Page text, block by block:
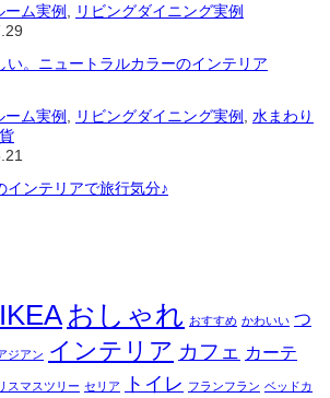
ーム実例
リビングダイニング実例
い。ニュートラルカラーのインテリア
ーム実例 リビングダイニング実例 水まわり
インテリアで旅行気分♪
IKEA おしゃれ おすすめ かわいい つ
ジアン インテリア カフェ カーテ
スマスツリー セリア トイレ フランフラン ベッドカ